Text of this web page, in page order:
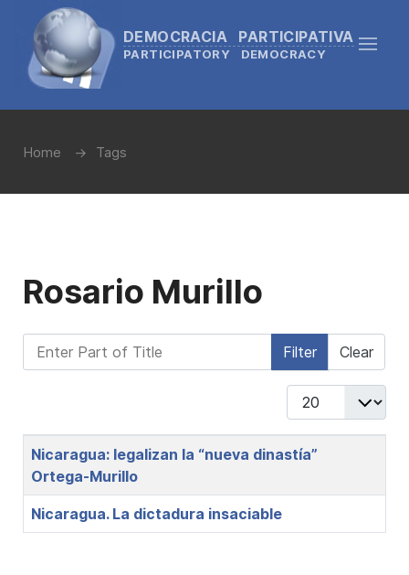
DEMOCRACIA PARTICIPATIVA
PARTICIPATORY DEMOCRACY
Home Tags
Rosario Murillo
Enter Part of Title Filter Clear
Display #
Title
Nicaragua: legalizan la “nueva dinastía”
Ortega-Murillo
Nicaragua. La dictadura insaciable